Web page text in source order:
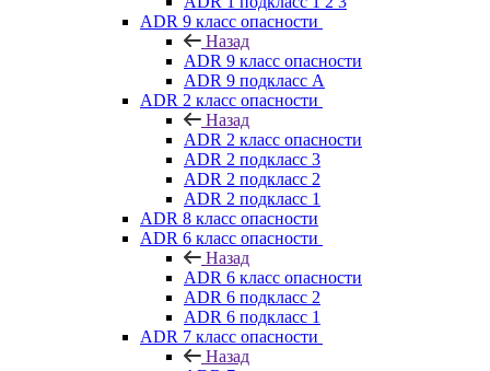
ADR 9 класс опасности
Назад
ADR 9 класс опасности
ADR 9 подкласс A
ADR 2 класс опасности
Назад
ADR 2 класс опасности
ADR 2 подкласс 3
ADR 2 подкласс 2
ADR 2 подкласс 1
ADR 8 класс опасности
ADR 6 класс опасности
Назад
ADR 6 класс опасности
ADR 6 подкласс 2
ADR 6 подкласс 1
ADR 7 класс опасности
Назад